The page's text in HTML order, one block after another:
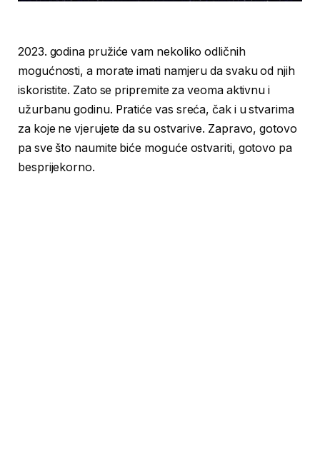
2023. godina pružiće vam nekoliko odličnih
mogućnosti, a morate imati namjeru da svaku od njih
iskoristite. Zato se pripremite za veoma aktivnu i
užurbanu godinu. Pratiće vas sreća, čak i u stvarima
za koje ne vjerujete da su ostvarive. Zapravo, gotovo
pa sve što naumite biće moguće ostvariti, gotovo pa
besprijekorno.